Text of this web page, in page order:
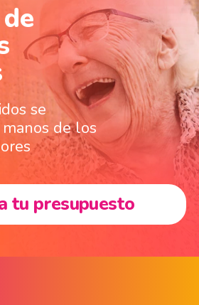
se
de los
tu presupuesto